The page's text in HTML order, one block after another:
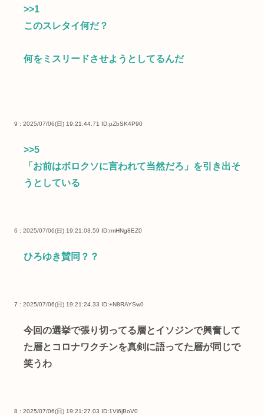
>>1
このスレタイ何だ？
何をミスリードさせようとしてるんだ
9 : 2025/07/06(日) 19:21:44.71 ID:pZbSK4P90
>>5
「お前はボロクソに言われて当然だろ」を引き出そ
うとしている
6 : 2025/07/06(日) 19:21:03.59 ID:rmHNg8EZ0
ひろゆき賛同？？
7 : 2025/07/06(日) 19:21:24.33 ID:+N8RAYSw0
今回の選挙で張り切ってる層とイソジンで興奮して
た層とコロナワクチンを真剣に語ってた層が同じで
笑うわ
8 : 2025/07/06(日) 19:21:27.03 ID:1Vi6jBoV0